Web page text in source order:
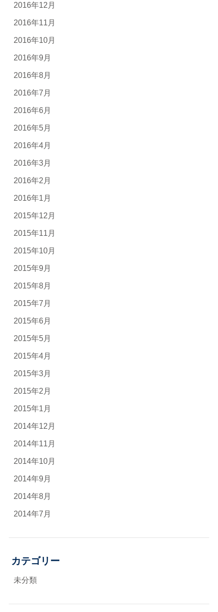
2016年12月
2016年11月
2016年10月
2016年9月
2016年8月
2016年7月
2016年6月
2016年5月
2016年4月
2016年3月
2016年2月
2016年1月
2015年12月
2015年11月
2015年10月
2015年9月
2015年8月
2015年7月
2015年6月
2015年5月
2015年4月
2015年3月
2015年2月
2015年1月
2014年12月
2014年11月
2014年10月
2014年9月
2014年8月
2014年7月
カテゴリー
未分類